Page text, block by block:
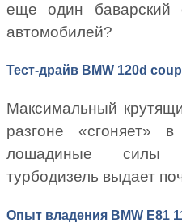
еще один баварский
автомобилей?
Тест-драйв BMW 120d
Максимальный
разгоне «сгоняет»
лошадиные силы
турбодизель выдает
Опыт владения BMW E81